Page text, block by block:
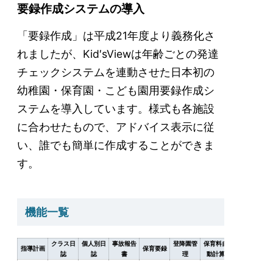
要録作成システムの導入
「要録作成」は平成21年度より義務化さ
れましたが、Kid′sViewは年齢ごとの発達
チェックシステムを連動させた日本初の
幼稚園・保育園・こども園用要録作成シ
ステムを導入しています。様式も各施設
に合わせたもので、アドバイス表示に従
い、誰でも簡単に作成することができま
す。
機能一覧
指導計画
クラス日
誌
個人別日
誌
事故報告
書
保育要録
登降園管
理
保育料自
動計算